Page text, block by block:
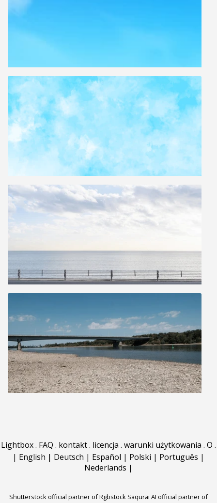
Lightbox. FAQ . kontakt. licencja . warunki użytkowania . O .
| English | Deutsch | Español | Polski | Português |
Nederlands |
Shutterstock official partner of Rgbstock Saqurai AI official partner of